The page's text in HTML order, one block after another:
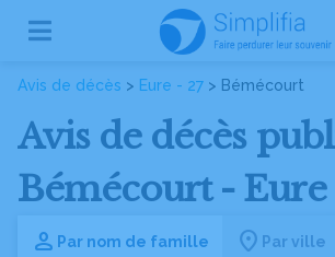
Avis de décès > Eure - 27 > Bémécourt
Avis de décès
Bémécourt - Eure
Par nom de famille Par ville